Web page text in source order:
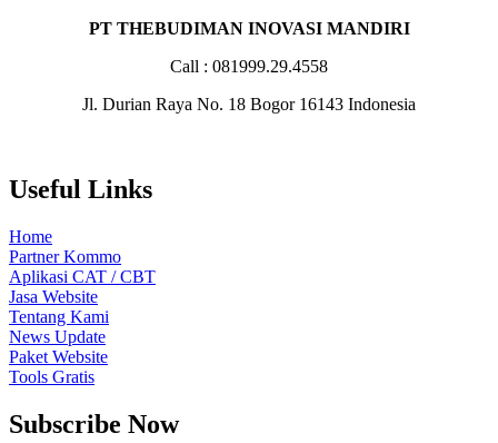
PT THEBUDIMAN INOVASI MANDIRI
Call : 081999.29.4558
Jl. Durian Raya No. 18 Bogor 16143 Indonesia
Useful Links
Home
Partner Kommo
Aplikasi CAT / CBT
Jasa Website
Tentang Kami
News Update
Paket Website
Tools Gratis
Subscribe Now